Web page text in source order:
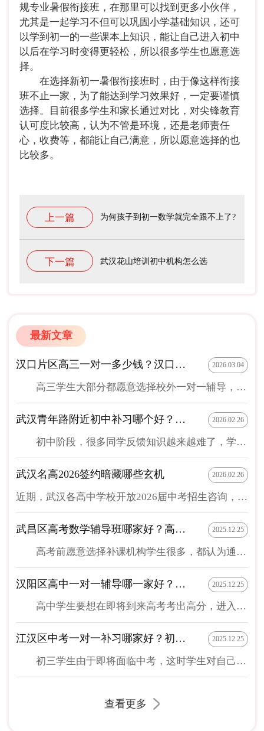
规专业暑假衔接班，在那里可以找到更多小伙伴，
尤其是一起学习不但可以巩固小学基础知识，还可
以学到初一的一些课本上知识，能让自己进入初中
以后在学习时变得更轻松，所以很多学生也愿意选
择。
在选择新初一暑假衔接班时，由于像这样衔接
班不止一家，为了能达到学习效果好，一定要谨慎
选择。目前很多学生和家长通过对比，对尖锋教育
认可度比较高，认为不管是环境，还是老师责任
心，收费等，都能让自己满意，所以愿意选择的也
比较多。
上一篇 为何孩子到初一数学就完全跟不上了?
下一篇 武汉花山培训初中机构怎么选
最新文章
汉口片区高三一对一多少钱？汉口片区有哪些尖锋教育校区 2026.03.04
高三学生大部分都愿意选择校外一对一辅导，因为通过一对一辅导能快速提高成绩，这样才能在面临高考时考的分数更高。准备在汉口片区进行高三一对一辅导补课学生，接下来为你分享一下汉口片区高三一对一多少钱？以及汉口片区有哪些尖锋教育校区？希望对你选择有帮助。 1、汉口片区正规专业高三一对一补课多少钱？ 为了能在汉口片区补课收费更合理，很多学生在选择之前，想了解一下汉口片区高三一对一多少钱？在这里补课机构不止一家，但收费相对较合理的是尖锋教育。由于尖锋教育一对一收费比较合理，加上其他补课方式收费也比较合理，不管是高三学生，还是初中学生，小学生补课，愿意把尖锋教育作为补课首选的学生很多。 2、汉口片区有哪些尖锋教育校区？ 汉口片区包括区域比较多，在这个区域当中，同样尖锋教育校区数量也很多。比如在汉口片区当中的江岸区就多达三个尖锋教育校区，分别有尖锋教育天地校区，尖锋教育香港路校区，尖锋教育百...
武汉青年路附近初中补习哪个好？靠谱的补习机构推荐 2026.02.26
初中阶段，很多同学反馈知识越来越难了，学习压力越来越大了，究竟怎么才能提升学习成绩呢？很多家长会为孩子报名补习班。但是，在武汉，初中补习班可谓遍地开花，武汉青年路附近初中补习哪个好呢？今天就给大家推荐一个比较靠谱的补习班——尖锋教育。 可能会有家长好奇，为什么武汉青年路附近初中补习班推荐尖锋教育呢？其实主要有以下原因： 1.师资力量强大 作为武汉较为知名的教育机构，尖锋教育的师资力量是非常强大的，这里的老师均来自名校，并且拥有丰富的教学经验。他们不仅熟悉初中各学科的知识体系，也擅长根据学生的实际情况施展个性化的教学方案，帮助学生快速掌握核心知识点，避免他们走弯路。 2.教学方法灵活 由于每个学生的学习能力和习惯不同，传统的教学模式，可能并无法满足每一位学生的学习需求。而尖锋教育采用了灵活的教学方法。老师们会根据学生的情况制定专属的学习计划，确保每一位学生都能够在适合自己的学习节...
武汉名高2026签约暗藏哪些玄机 2026.02.26
近期，武汉各高中学校开放2026届中考招生咨询，部分学校已经开启签约！今天给大家汇总了武汉市十大名高2025年招生班型、签约、录取分数线信息、初三学生签约注意事项、2025年武汉初三各区学校签约情况汇总、以及2026年武汉各区高中元调签约预估分数，一起来看看吧！初升高签约信息差01签约与不签约的核心区别签约”是指部分优质高中为了提前锁定优秀生源，与初三学生达成的一种具有约束力的口头或书面协议。它不是官方录取程序，但具有重要的实际意义。1）签约的学生:1、核心保障：获得该高中的一项或多项“优惠承诺”。最常见的是 “过线即进重点班”(如达到该校国际部线或指令线，保证进入最好的班型，如竞赛班、创新班等)。少数顶尖学生可能得“达到普高线即录取”的承诺。2、录取风险降低：中考后，如果分数达到约定的标准，学校必须兑现承诺，避免了因临场发挥、志愿填报失误而错失重点班的风险3、心理优势：提前吃下“定心丸”，减轻中考压力，可以更专注于冲刺...
武昌区高考数学辅导班哪家好？高考数学补课能选一对一吗 2025.12.25
高考前愿意选择补课机构学生很多，都认为通过补课能助力高考，才能考进自己认可好大学。如果你在班级数学成绩不好，想选择在武昌区补课，接下来为你分享一下武昌区高考数学辅导班哪家好？以及高考数学补课能选一对一吗？希望对你选择补课机构有帮助。 1、在武昌区哪家高考数学辅导班好？ 为了能选择一家正规专业辅导机构，通过补课快速提高自己数学成绩，很多面临即将到来高考学生，都想了解一下武昌区高考数学辅导班哪家好？在这里发展每家补课机构都实力比较强，但通过对比，尖锋教育相对更值得选择。目前在这个区域发展的有尖锋教育2个校区，分别是尖锋教育中南校区，尖锋教育积玉桥校区。这2个校区不但所在区域交通便利，每个校区都学习环境比较好，老师也比较专业，能根据学生在校成绩和个性制定补课方案，能让选择学生通过补课，能在高考时数学成绩考分更高。 2、高考数学辅导补课可以选一对一吗？ 高考前数学补课目的就是为了在考试...
汉阳区高中一对一辅导哪一家好？学生为什么愿意在尖锋教育补课 2025.12.25
高中学生要想在即将到来高考考出高分，进入自己认可大学，选择一对一辅导补课就能成绩提高很快。如果你正准备在武汉汉阳区进行一对一高中辅导补课，但不知道哪家更好，接下来带你了解一下汉阳区高中一对一辅导哪一家好？以及学生为什么愿意在尖锋教育补课。 1、汉阳区专业正规高中一对一辅导哪一家好？ 很多准备在汉阳区进行高中一对一辅导补课学生，在选择前都会先了解一下汉阳区高中一对一辅导哪一家好？能在汉阳区发展补课机构都相对实力很强，但要说哪家好，也属于选择比较多的一家，尖锋教育就属于值得选择正规辅导机构。目前在汉阳区对应尖锋教育校区，不管是老师教学能力，还是学习环境，都可以让选择学生认可度很高。 2、学生为什么愿意在尖锋教育补课？ 很多学生之所以愿意在尖锋教育补课，主要看中的是尖锋教育属于成立时间比较早的一家正规辅导机构，不但在武汉汉阳区有尖锋教育校区，在武汉其他区域同样也有多个尖锋教育校区供...
江汉区中考一对一补习哪家好？初三学生愿意选一对一补课吗 2025.12.25
初三学生由于即将面临中考，这时学生对自己在校成绩看得很重，认为只有平时成绩好，才能在中考时考的分数更高。如果你想在江汉区进行一对一中考补习提高成绩，但不知哪家好？接下来为你分享一下江汉区中考一对一补习哪家好？以及初三学生愿意选一对一补课吗？希望对你选择补课机构和补课方法有帮助。 1、江汉区专业正规中考一对一补习哪家好？ 想在江汉区选择中考一对一补习提高成绩学生，都想选择一家正规专业补课机构，这样才能达到补课效果好。根据当前在江汉区发展补课机构对比，要说江汉区中考一对一补习哪家好？不管是排名，还是口碑，综合实力，尖锋教育属于比较有实力的一家。目前在该区域有尖锋教育校区供学生选择，尖锋教育校区不但能提供很好补课环境，老师也比较专业，并且有不同补课方式供学生自由选择。 2、初三学生愿意选一对一补课吗？ 很多初三学生愿意选择补课，主要是想通过补课，能让自己在中考时考的分数更高，所以很...
查看更多